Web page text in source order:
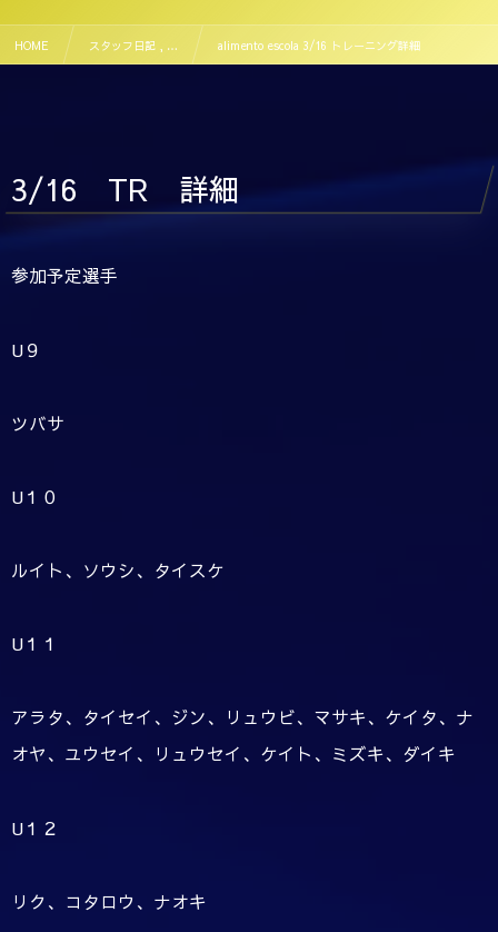
HOME スタッフ日記 , … alimento escola 3/16 トレーニング詳細
3/16 TR 詳細
参加予定選手
U９
ツバサ
U１０
ルイト、ソウシ、タイスケ
U１１
アラタ、タイセイ、ジン、リュウビ、マサキ、ケイタ、ナ
オヤ、ユウセイ、リュウセイ、ケイト、ミズキ、ダイキ
U１２
リク、コタロウ、ナオキ